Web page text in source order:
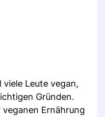
Leute vegan,
Gründen.
Ernährung